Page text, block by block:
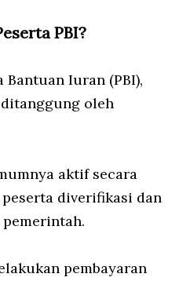
PBI?
Bantuan Iuran (PBI),
ditanggung oleh
aktif secara
diverifikasi dan
pembayaran